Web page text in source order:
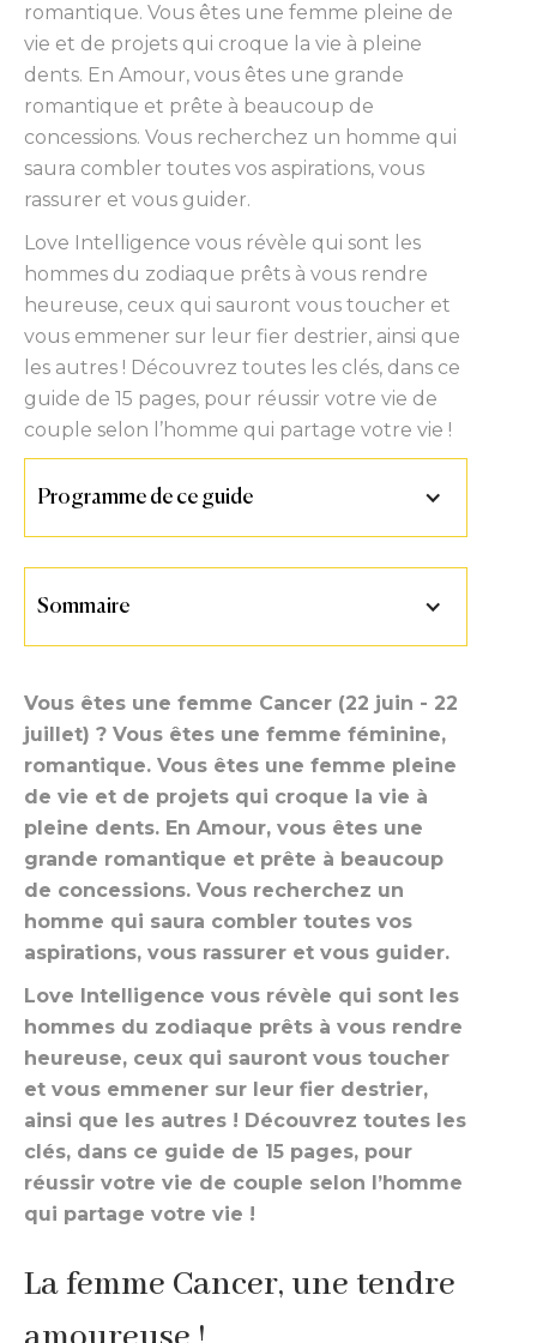
romantique. Vous êtes une femme pleine de
vie et de projets qui croque la vie à pleine
dents. En Amour, vous êtes une grande
romantique et prête à beaucoup de
concessions. Vous recherchez un homme qui
saura combler toutes vos aspirations, vous
rassurer et vous guider.
Love Intelligence vous révèle qui sont les
hommes du zodiaque prêts à vous rendre
heureuse, ceux qui sauront vous toucher et
vous emmener sur leur fier destrier, ainsi que
les autres ! Découvrez toutes les clés, dans ce
guide de 15 pages, pour réussir votre vie de
couple selon l’homme qui partage votre vie !
Programme de ce guide
Sommaire
Vous êtes une femme Cancer (22 juin - 22
juillet) ? Vous êtes une femme féminine,
romantique. Vous êtes une femme pleine
de vie et de projets qui croque la vie à
pleine dents. En Amour, vous êtes une
grande romantique et prête à beaucoup
de concessions. Vous recherchez un
homme qui saura combler toutes vos
aspirations, vous rassurer et vous guider.
Love Intelligence vous révèle qui sont les
hommes du zodiaque prêts à vous rendre
heureuse, ceux qui sauront vous toucher
et vous emmener sur leur fier destrier,
ainsi que les autres ! Découvrez toutes les
clés, dans ce guide de 15 pages, pour
réussir votre vie de couple selon l’homme
qui partage votre vie !
La femme Cancer, une tendre